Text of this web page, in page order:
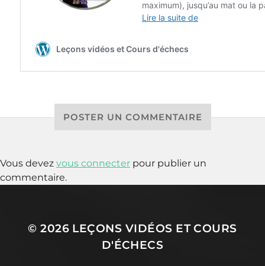
POSTER UN COMMENTAIRE
Vous devez vous connecter pour publier un
commentaire.
© 2026 LEÇONS VIDÉOS ET COURS
D'ÉCHECS